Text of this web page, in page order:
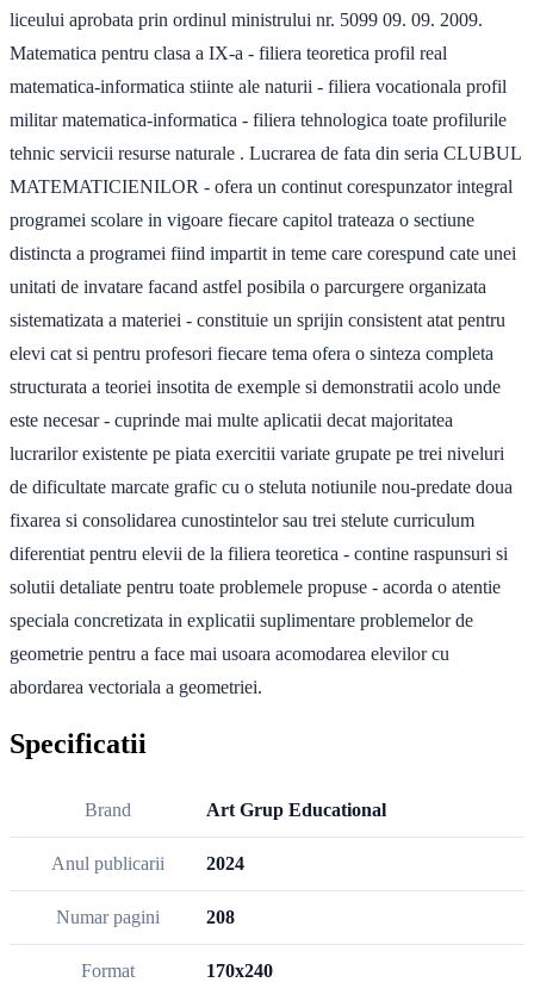
liceului aprobata prin ordinul ministrului nr. 5099 09. 09. 2009.
Matematica pentru clasa a IX-a - filiera teoretica profil real
matematica-informatica stiinte ale naturii - filiera vocationala profil
militar matematica-informatica - filiera tehnologica toate profilurile
tehnic servicii resurse naturale . Lucrarea de fata din seria CLUBUL
MATEMATICIENILOR - ofera un continut corespunzator integral
programei scolare in vigoare fiecare capitol trateaza o sectiune
distincta a programei fiind impartit in teme care corespund cate unei
unitati de invatare facand astfel posibila o parcurgere organizata
sistematizata a materiei - constituie un sprijin consistent atat pentru
elevi cat si pentru profesori fiecare tema ofera o sinteza completa
structurata a teoriei insotita de exemple si demonstratii acolo unde
este necesar - cuprinde mai multe aplicatii decat majoritatea
lucrarilor existente pe piata exercitii variate grupate pe trei niveluri
de dificultate marcate grafic cu o steluta notiunile nou-predate doua
fixarea si consolidarea cunostintelor sau trei stelute curriculum
diferentiat pentru elevii de la filiera teoretica - contine raspunsuri si
solutii detaliate pentru toate problemele propuse - acorda o atentie
speciala concretizata in explicatii suplimentare problemelor de
geometrie pentru a face mai usoara acomodarea elevilor cu
abordarea vectoriala a geometriei.
Specificatii
Brand Art Grup Educational
Anul publicarii 2024
Numar pagini 208
Format 170x240